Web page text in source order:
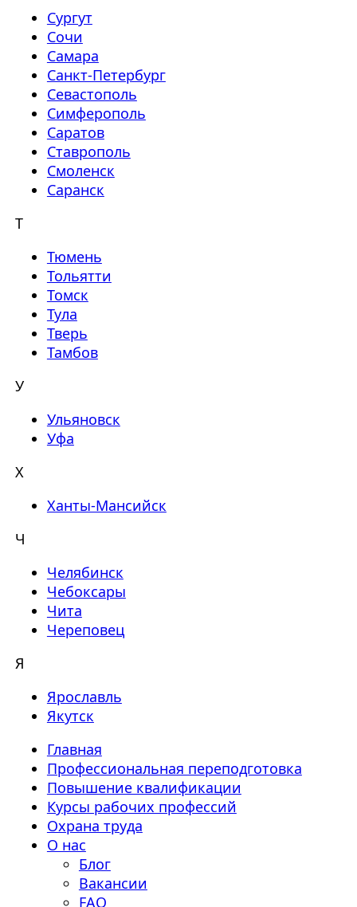
Сургут
Сочи
Самара
Санкт-Петербург
Севастополь
Симферополь
Саратов
Ставрополь
Смоленск
Саранск
Т
Тюмень
Тольятти
Томск
Тула
Тверь
Тамбов
У
Ульяновск
Уфа
Х
Ханты-Мансийск
Ч
Челябинск
Чебоксары
Чита
Череповец
Я
Ярославль
Якутск
Главная
Профессиональная переподготовка
Повышение квалификации
Курсы рабочих профессий
Охрана труда
О нас
Блог
Вакансии
FAQ